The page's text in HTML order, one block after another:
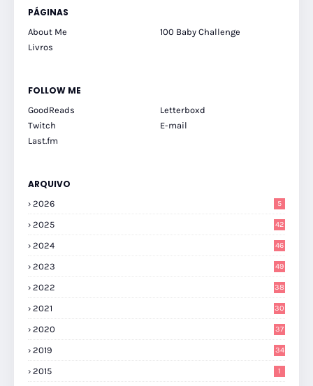
PÁGINAS
About Me
100 Baby Challenge
Livros
FOLLOW ME
GoodReads
Letterboxd
Twitch
E-mail
Last.fm
ARQUIVO
2026 5
2025 42
2024 46
2023 49
2022 38
2021 30
2020 37
2019 34
2015 1